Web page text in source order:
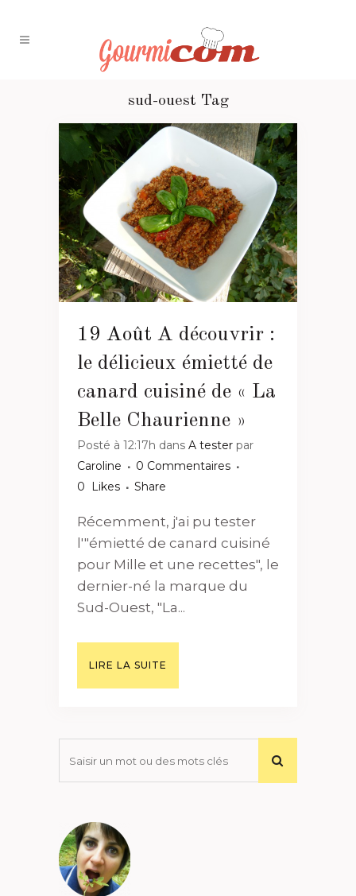
sud-ouest Tag
19 Août A découvrir :
le délicieux émietté de
canard cuisiné de « La
Belle Chaurienne »
Posté à 12:17h dans A tester par
Caroline
0 Commentaires
0
Likes Share
Récemment, j'ai pu tester
l'"émietté de canard cuisiné
pour Mille et une recettes", le
dernier-né la marque du
Sud-Ouest, "La...
LIRE LA SUITE